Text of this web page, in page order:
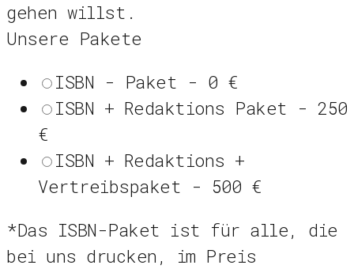
gehen willst.
Unsere Pakete
ISBN - Paket - 0 €
ISBN + Redaktions Paket - 250
€
ISBN + Redaktions +
Vertreibspaket - 500 €
*Das ISBN-Paket ist für alle, die
bei uns drucken, im Preis